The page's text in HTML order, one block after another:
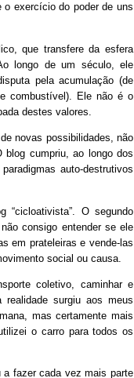
exercício do poder de uns
que transfere da esfera
longo de um século, ele
pela acumulação (de
combustível). Ele não é o
destes valores.
novas possibilidades, não
blog cumpriu, ao longo dos
auto-destrutivos
“cicloativista”. O segundo
consigo entender se ele
em prateleiras e vende-las
social ou causa.
coletivo, caminhar e
realidade surgiu aos meus
mas certamente mais
o carro para todos os
a fazer cada vez mais parte